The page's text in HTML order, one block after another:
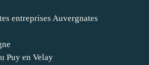
entreprises Auvergnates
Puy en Velay